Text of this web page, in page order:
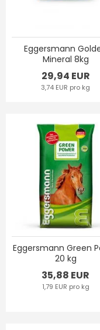
Eggersmann
Mineral 8kg
29,94 EUR
3,74 EUR pro kg
Eggersmann Green
20 kg
35,88 EUR
1,79 EUR pro kg